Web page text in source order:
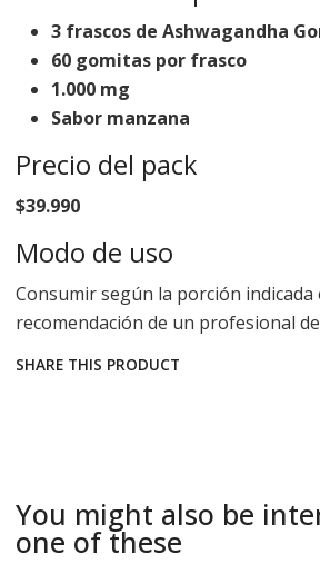
3 frascos de Ashwagandha
60 gomitas por frasco
1.000 mg
Sabor manzana
Precio del pack
$39.990
Modo de uso
Consumir según la porción indicada
recomendación de un profesional
SHARE THIS PRODUCT
You might also be
one of these